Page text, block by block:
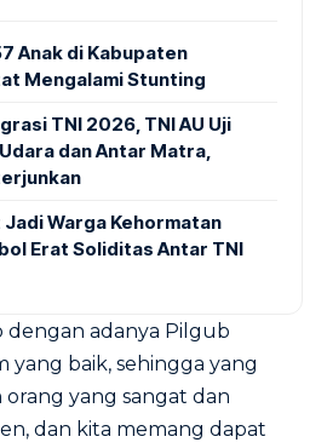
Anak di Kabupaten
Mengalami Stunting
TNI 2026, TNI AU Uji
dan Antar Matra,
Warga Kehormatan
Erat Soliditas Antar TNI
dengan adanya Pilgub
baik, sehingga yang
yang sangat dan
dan kita memang dapat